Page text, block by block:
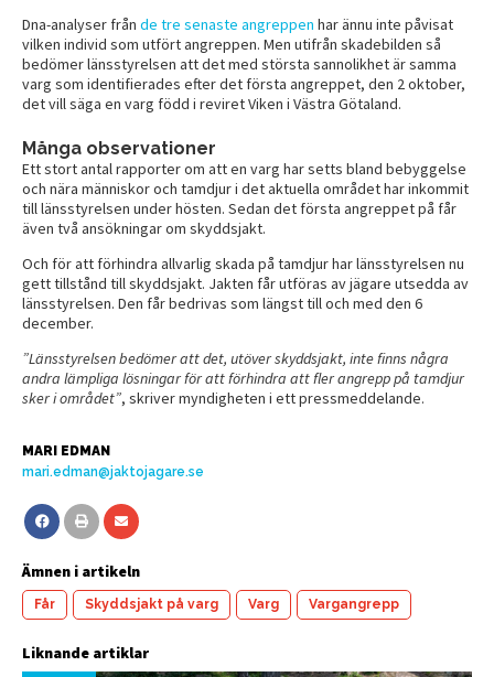
Dna-analyser från de tre senaste angreppen har ännu inte påvisat
vilken individ som utfört angreppen. Men utifrån skadebilden så
bedömer länsstyrelsen att det med största sannolikhet är samma
varg som identifierades efter det första angreppet, den 2 oktober,
det vill säga en varg född i reviret Viken i Västra Götaland.
Många observationer
Ett stort antal rapporter om att en varg har setts bland bebyggelse
och nära människor och tamdjur i det aktuella området har inkommit
till länsstyrelsen under hösten. Sedan det första angreppet på får
även två ansökningar om skyddsjakt.
Och för att förhindra allvarlig skada på tamdjur har länsstyrelsen nu
gett tillstånd till skyddsjakt. Jakten får utföras av jägare utsedda av
länsstyrelsen. Den får bedrivas som längst till och med den 6
december.
”Länsstyrelsen bedömer att det, utöver skyddsjakt, inte finns några
andra lämpliga lösningar för att förhindra att fler angrepp på tamdjur
sker i området”, skriver myndigheten i ett pressmeddelande.
MARI EDMAN
mari.edman@jaktojagare.se
Ämnen i artikeln
Får Skyddsjakt på varg Varg Vargangrepp
Liknande artiklar